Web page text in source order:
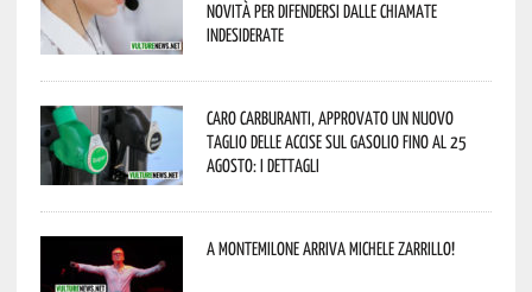
novità per difendersi dalle chiamate
indesiderate
Caro carburanti, approvato un nuovo
taglio delle accise sul gasolio fino al 25
agosto: i dettagli
A Montemilone arriva Michele Zarrillo!